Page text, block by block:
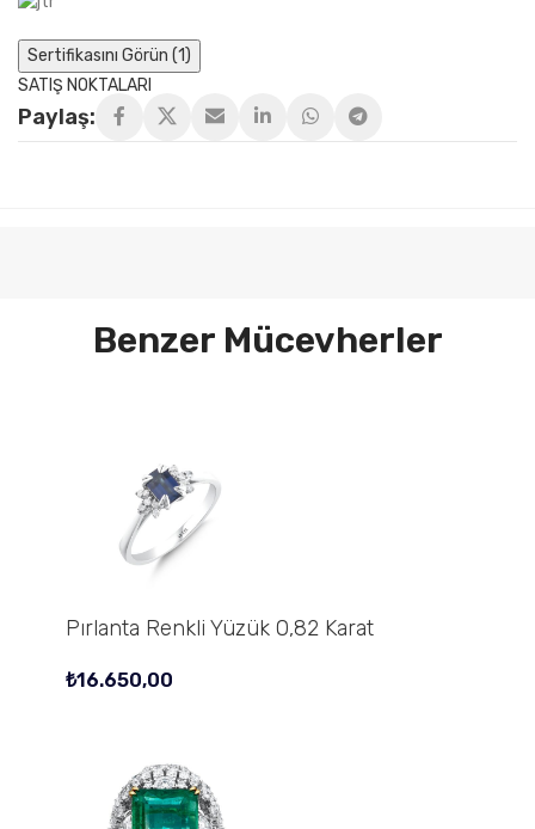
Sertifikasını Görün (1)
SATIŞ NOKTALARI
Paylaş:
Benzer Mücevherler
Pırlanta Renkli Yüzük 0,82 Karat
₺16.650,00